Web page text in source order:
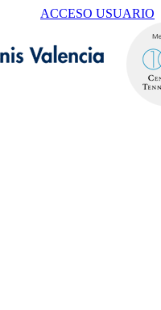
ACCESO USUARIO